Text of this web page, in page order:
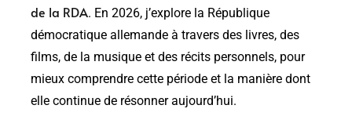
de la RDA. En 2026, j’explore la République
démocratique allemande à travers des livres, des
films, de la musique et des récits personnels, pour
mieux comprendre cette période et la manière dont
elle continue de résonner aujourd’hui.